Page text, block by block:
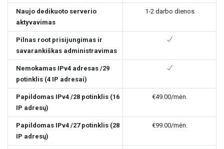
Naujo dedikuoto serverio
aktyvavimas
1-2 darbo dienos
Pilnas root prisijungimas ir
savarankiškas administravimas
Nemokamas IPv4 adresas /29
potinklis (4 IP adresai)
Papildomas IPv4 /28 potinklis (16
IP adresų)
€49.00/mėn.
Papildomas IPv4 /27 potinklis (28
IP adresų)
€99.00/mėn.